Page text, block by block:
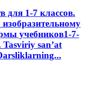
для 1-7 классов.
учебников1-7-
san’at